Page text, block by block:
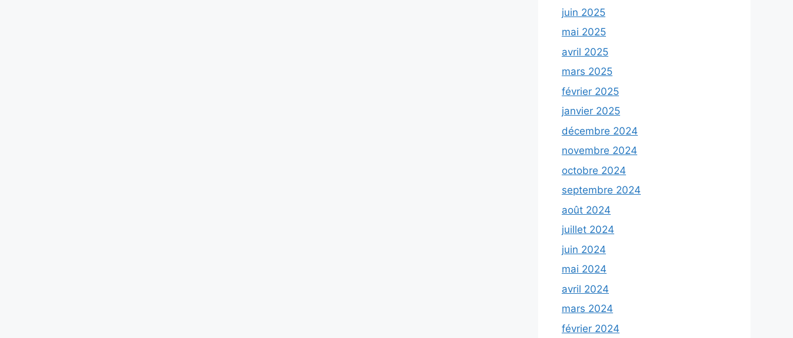
juin 2025
mai 2025
avril 2025
mars 2025
février 2025
janvier 2025
décembre 2024
novembre 2024
octobre 2024
septembre 2024
août 2024
juillet 2024
juin 2024
mai 2024
avril 2024
mars 2024
février 2024